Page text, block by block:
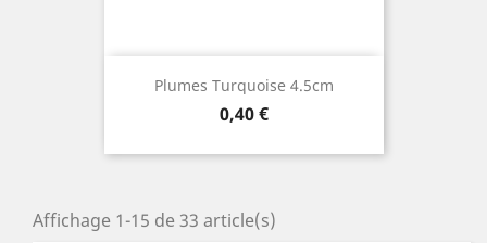
Plumes Turquoise 4.5cm
Prix
0,40 €
Affichage 1-15 de 33 article(s)